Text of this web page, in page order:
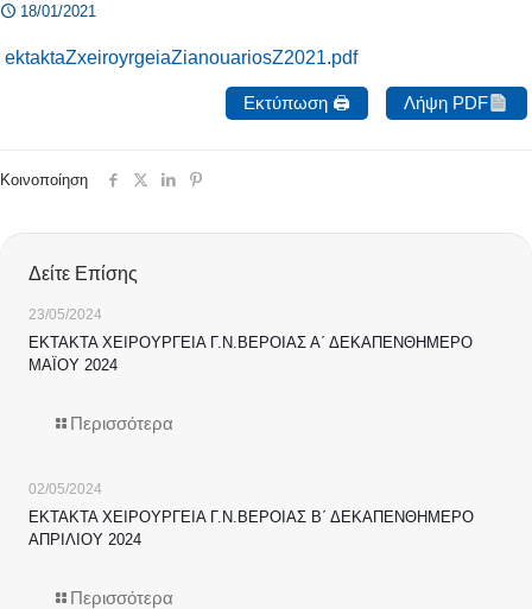
18/01/2021
ektaktaZxeiroyrgeiaZianouariosZ2021.pdf
Εκτύπωση 🖨 Λήψη PDF
Κοινοποίηση
Δείτε Επίσης
23/05/2024
ΕΚΤΑΚΤΑ ΧΕΙΡΟΥΡΓΕΙΑ Γ.Ν.ΒΕΡΟΙΑΣ Α΄ ΔΕΚΑΠΕΝΘΗΜΕΡΟ
ΜΑΪΟΥ 2024
Περισσότερα
02/05/2024
ΕΚΤΑΚΤΑ ΧΕΙΡΟΥΡΓΕΙΑ Γ.Ν.ΒΕΡΟΙΑΣ Β΄ ΔΕΚΑΠΕΝΘΗΜΕΡΟ
ΑΠΡΙΛΙΟΥ 2024
Περισσότερα